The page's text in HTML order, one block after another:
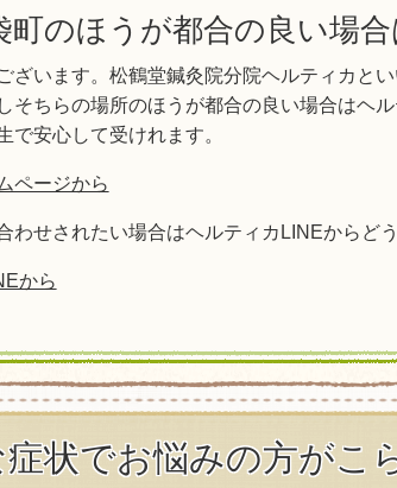
町のほうが都合の良い場合
ざいます。松鶴堂鍼灸院分院ヘルティカと
そちらの場所のほうが都合の良い場合はヘ
で安心して受けれます。
ページから
わせされたい場合はヘルティカLINEからどう
から
状でお悩みの方がこ